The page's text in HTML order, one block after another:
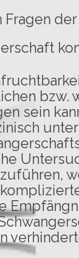
bzw.
sein